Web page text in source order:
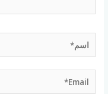
اسم*
Email*